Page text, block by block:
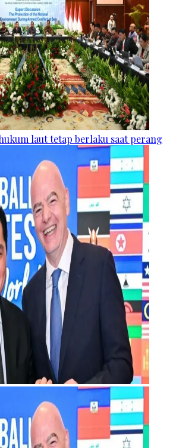
laut tetap berlaku saat perang